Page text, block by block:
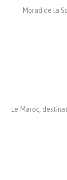
Morad de la
Le Maroc,